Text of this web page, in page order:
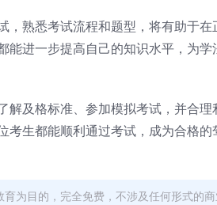
，熟悉考试流程和题型，将有助于在
能进一步提高自己的知识水平，为学
解及格标准、参加模拟考试，并合理
考生都能顺利通过考试，成为合格的
为目的，完全免费，不涉及任何形式的